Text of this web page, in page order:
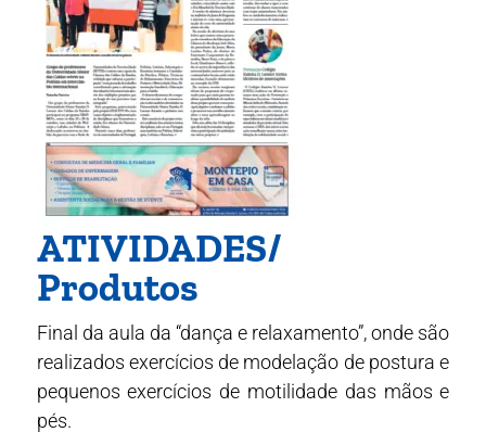
ATIVIDADES/
Produtos
Final da aula da “dança e relaxamento”, onde são
realizados exercícios de modelação de postura e
pequenos exercícios de motilidade das mãos e
pés.